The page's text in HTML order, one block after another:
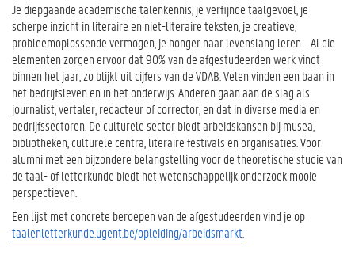
Je diepgaande academische talenkennis, je verfijnde taalgevoel, je
scherpe inzicht in literaire en niet-literaire teksten, je creatieve,
probleemoplossende vermogen, je honger naar levenslang leren ... Al die
elementen zorgen ervoor dat 90% van de afgestudeerden werk vindt
binnen het jaar, zo blijkt uit cijfers van de VDAB. Velen vinden een baan in
het bedrijfsleven en in het onderwijs. Anderen gaan aan de slag als
journalist, vertaler, redacteur of corrector, en dat in diverse media en
bedrijfssectoren. De culturele sector biedt arbeidskansen bij musea,
bibliotheken, culturele centra, literaire festivals en organisaties. Voor
alumni met een bijzondere belangstelling voor de theoretische studie van
de taal- of letterkunde biedt het wetenschappelijk onderzoek mooie
perspectieven.
Een lijst met concrete beroepen van de afgestudeerden vind je op
taalenletterkunde.ugent.be/opleiding/arbeidsmarkt